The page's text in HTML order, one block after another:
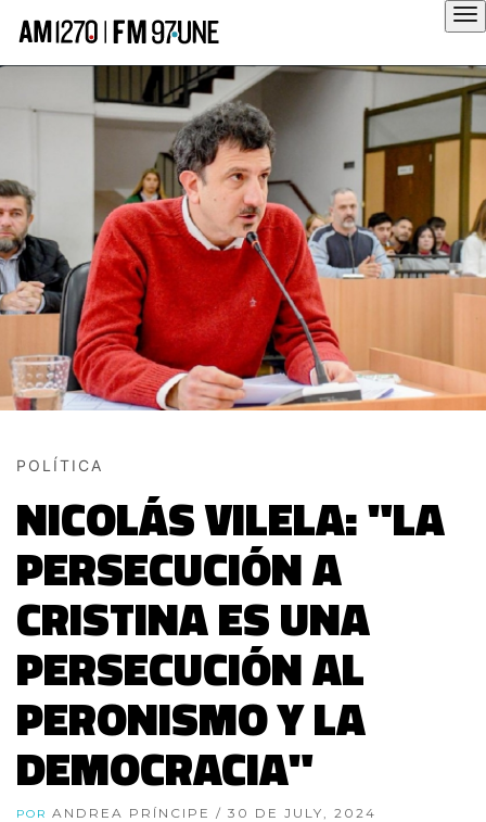
POLÍTICA
NICOLÁS VILELA: "LA
PERSECUCIÓN A
CRISTINA ES UNA
PERSECUCIÓN AL
PERONISMO Y LA
DEMOCRACIA"
POR ANDREA PRÍNCIPE / 30 DE JULY, 2024